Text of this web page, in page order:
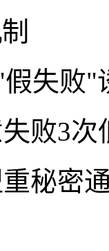
失败"
败3次
秘密